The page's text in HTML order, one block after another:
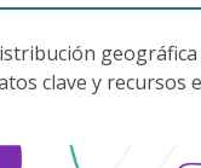
clave y